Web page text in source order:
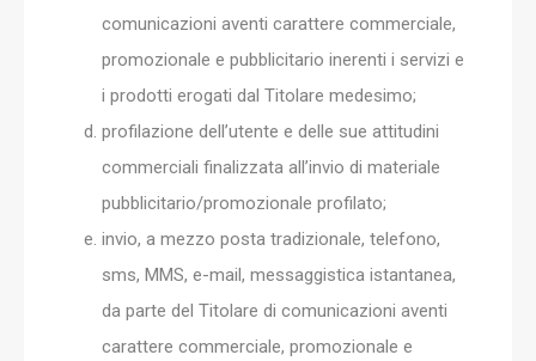
comunicazioni aventi carattere commerciale,
promozionale e pubblicitario inerenti i servizi e
i prodotti erogati dal Titolare medesimo;
profilazione dell’utente e delle sue attitudini
commerciali finalizzata all’invio di materiale
pubblicitario/promozionale profilato;
invio, a mezzo posta tradizionale, telefono,
sms, MMS, e-mail, messaggistica istantanea,
da parte del Titolare di comunicazioni aventi
carattere commerciale, promozionale e